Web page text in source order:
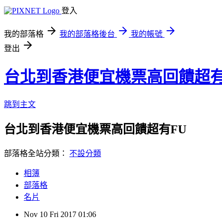
登入
我的部落格 我的部落格後台
我的帳號
登出
台北到香港便宜機票高回饋超
跳到主文
台北到香港便宜機票高回饋超有FU
部落格全站分類： 不設分類
相簿
部落格
名片
Nov 10 Fri 2017 01:06